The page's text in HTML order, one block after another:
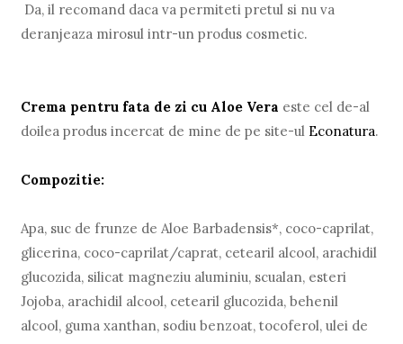
Da, il recomand daca va permiteti pretul si nu va
deranjeaza mirosul intr-un produs cosmetic.
Crema pentru fata de zi cu Aloe Vera este cel de-al
doilea produs incercat de mine de pe site-ul Econatura.
Compozitie:
Apa, suc de frunze de Aloe Barbadensis*, coco-caprilat,
glicerina, coco-caprilat/caprat, cetearil alcool, arachidil
glucozida, silicat magneziu aluminiu, scualan, esteri
Jojoba, arachidil alcool, cetearil glucozida, behenil
alcool, guma xanthan, sodiu benzoat, tocoferol, ulei de